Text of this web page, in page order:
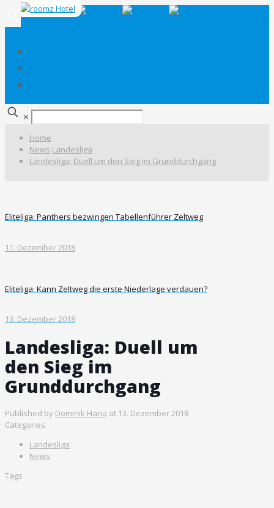
✕
Home
News Landesliga
Landesliga: Duell um den Sieg im Grunddurchgang
Eliteliga: Panthers bezwingen Tabellenführer Zeltweg
11. Dezember 2018
Eliteliga: Kann Zeltweg die erste Niederlage verdauen?
13. Dezember 2018
Landesliga: Duell um
den Sieg im
Grunddurchgang
Published by Dominik Hana at 13. Dezember 2018
Categories
Landesliga
News
Tags